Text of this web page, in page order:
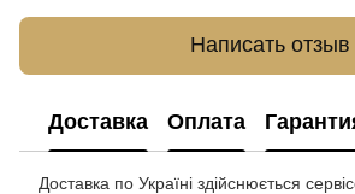
Написать отзыв
Доставка Оплата
Доставка по Україні здійснюється